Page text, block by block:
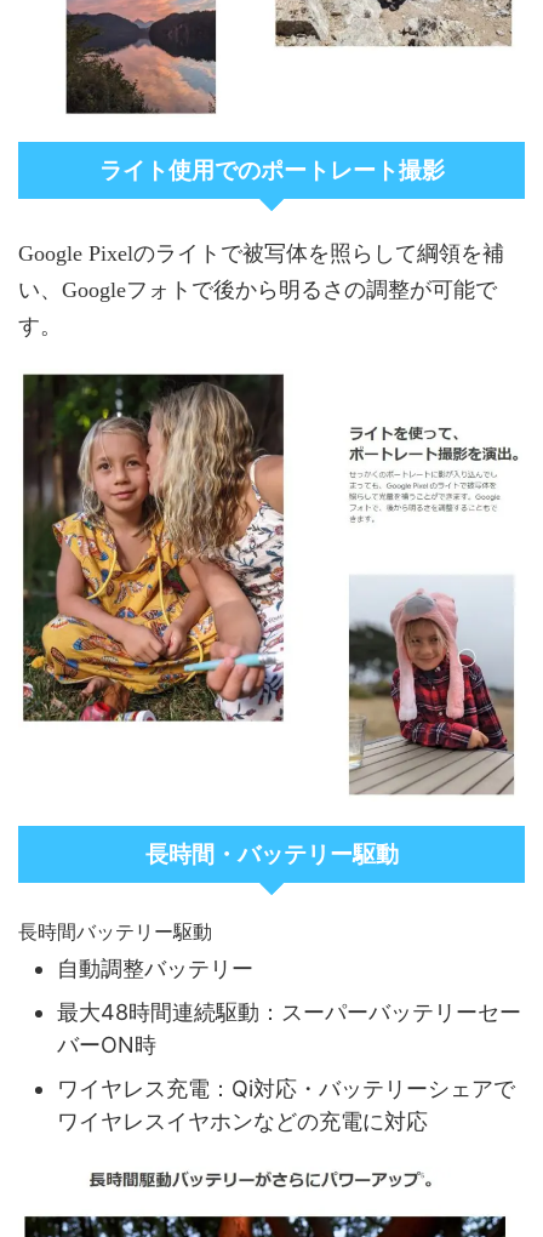
ライト使用でのポートレート撮影
Google Pixelのライトで被写体を照らして綱領を補
い、Googleフォトで後から明るさの調整が可能で
す。
長時間・バッテリー駆動
長時間バッテリー駆動
自動調整バッテリー
最大48時間連続駆動：スーパーバッテリーセー
バーON時
ワイヤレス充電：Qi対応・バッテリーシェアで
ワイヤレスイヤホンなどの充電に対応